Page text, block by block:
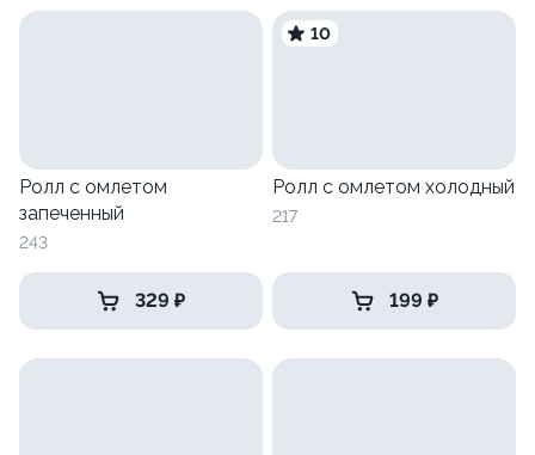
Ролл с омлетом
запеченный
243
329 ₽
10
Ролл с омлетом холодный
217
199 ₽